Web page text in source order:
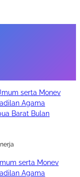
serta Monev
Agama
Barat Bulan
serta Monev
Agama